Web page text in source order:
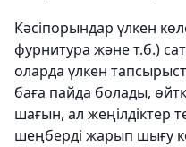
Кәсіпорындар үлкен
фурнитура және т.б.)
оларда үлкен
баға пайда болады,
шағын, ал жеңілдіктер
шеңберді жарып шығу